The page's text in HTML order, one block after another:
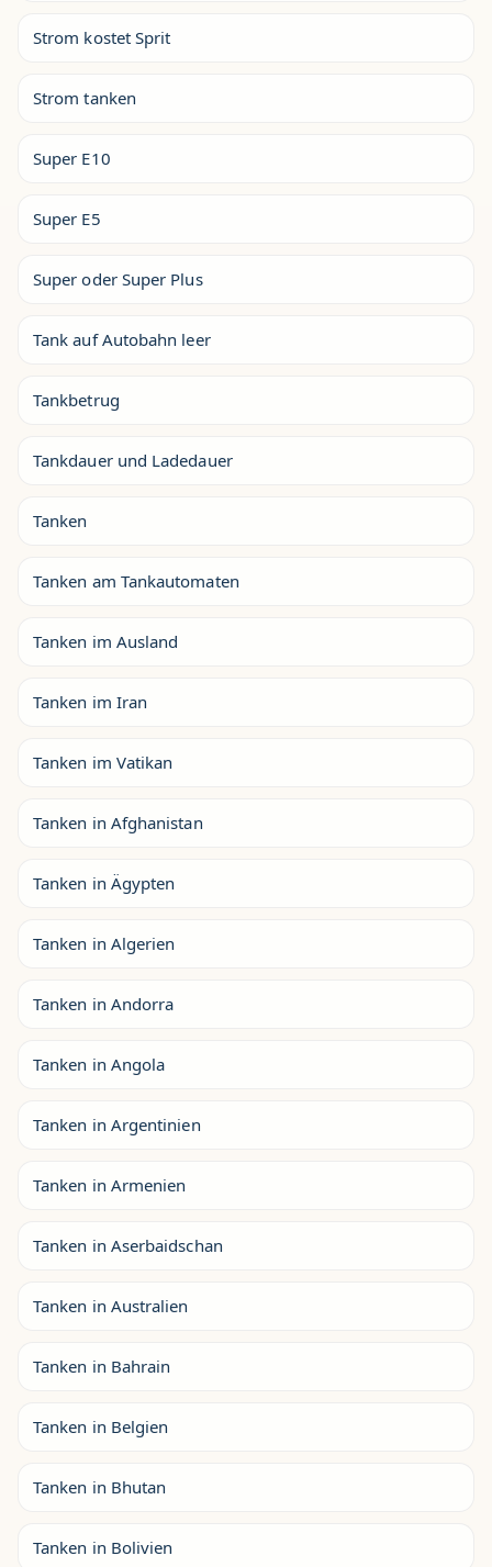
Strom kostet Sprit
Strom tanken
Super E10
Super E5
Super oder Super Plus
Tank auf Autobahn leer
Tankbetrug
Tankdauer und Ladedauer
Tanken
Tanken am Tankautomaten
Tanken im Ausland
Tanken im Iran
Tanken im Vatikan
Tanken in Afghanistan
Tanken in Ägypten
Tanken in Algerien
Tanken in Andorra
Tanken in Angola
Tanken in Argentinien
Tanken in Armenien
Tanken in Aserbaidschan
Tanken in Australien
Tanken in Bahrain
Tanken in Belgien
Tanken in Bhutan
Tanken in Bolivien